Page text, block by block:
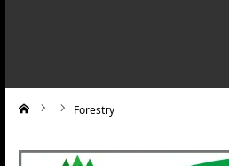
Forestry
Support